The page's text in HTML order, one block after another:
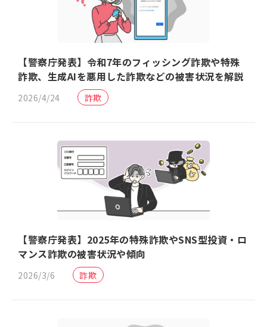
【警察庁発表】令和7年のフィッシング詐欺や特殊
詐欺、生成AIを悪用した詐欺などの被害状況を解説
2026/4/24 詐欺
【警察庁発表】2025年の特殊詐欺やSNS型投資・ロ
マンス詐欺の被害状況や傾向
2026/3/6 詐欺